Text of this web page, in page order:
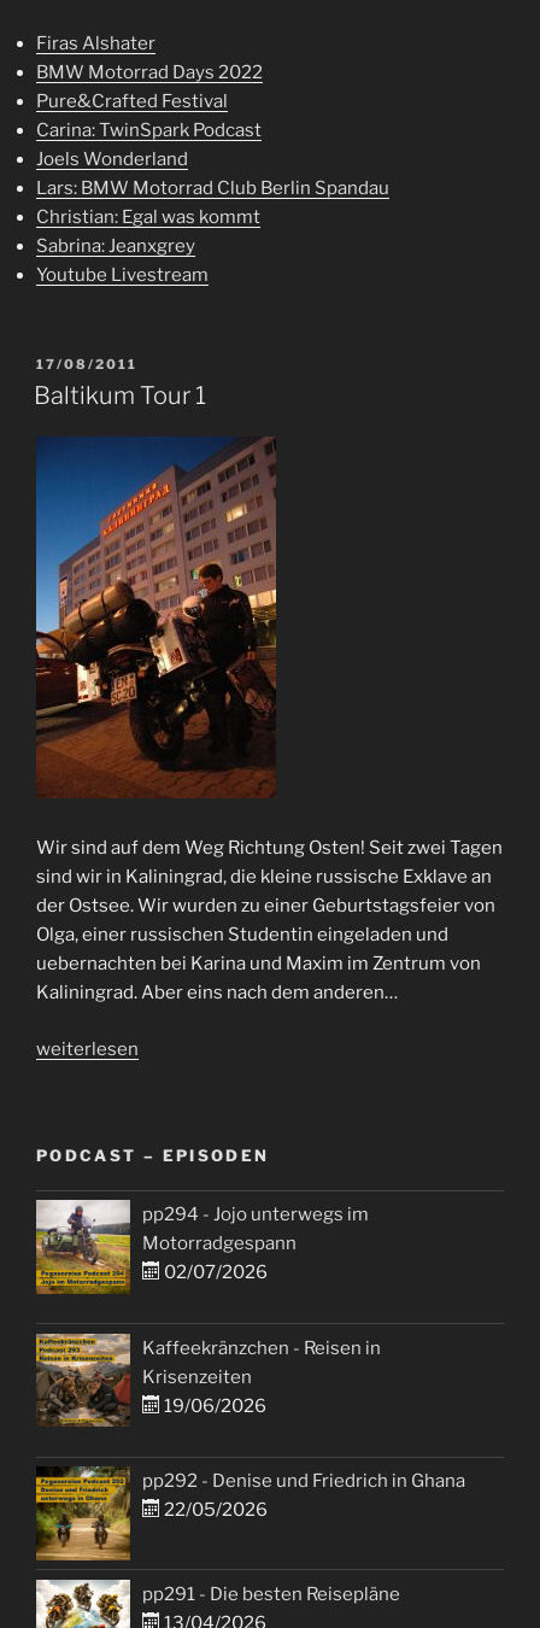
Firas Alshater
BMW Motorrad Days 2022
Pure&Crafted Festival
Carina: TwinSpark Podcast
Joels Wonderland
Lars: BMW Motorrad Club Berlin Spandau
Christian: Egal was kommt
Sabrina: Jeanxgrey
Youtube Livestream
VERÖFFENTLICHT
AM
17/08/2011
Baltikum Tour 1
Wir sind auf dem Weg Richtung Osten! Seit zwei Tagen
sind wir in Kaliningrad, die kleine russische Exklave an
der Ostsee. Wir wurden zu einer Geburtstagsfeier von
Olga, einer russischen Studentin eingeladen und
uebernachten bei Karina und Maxim im Zentrum von
Kaliningrad. Aber eins nach dem anderen…
„Baltikum
weiterlesen
PODCAST – EPISODEN
pp294 - Jojo unterwegs im
Motorradgespann
02/07/2026
Kaffeekränzchen - Reisen in
Krisenzeiten
19/06/2026
pp292 - Denise und Friedrich in Ghana
22/05/2026
pp291 - Die besten Reisepläne
13/04/2026